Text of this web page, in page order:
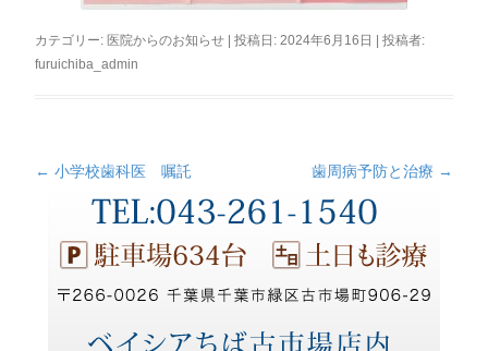
カテゴリー: 医院からのお知らせ | 投稿日:2024年6月16日 |投稿者:
furuichiba_admin
ナ
ビ
ゲ
← 小学校歯科医 嘱託 歯周病予防と治療 →